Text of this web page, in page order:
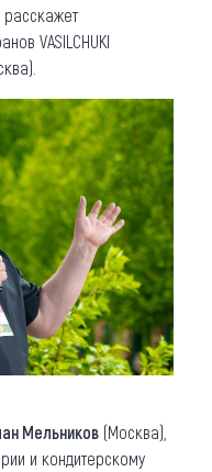
расскажет
VASILCHUKI
Мельников (Москва),
и кондитерскому